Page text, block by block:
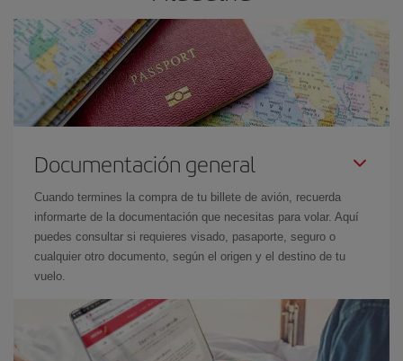
Documentación general
Cuando termines la compra de tu billete de avión, recuerda
informarte de la documentación que necesitas para volar. Aquí
puedes consultar si requieres visado, pasaporte, seguro o
cualquier otro documento, según el origen y el destino de tu
vuelo.